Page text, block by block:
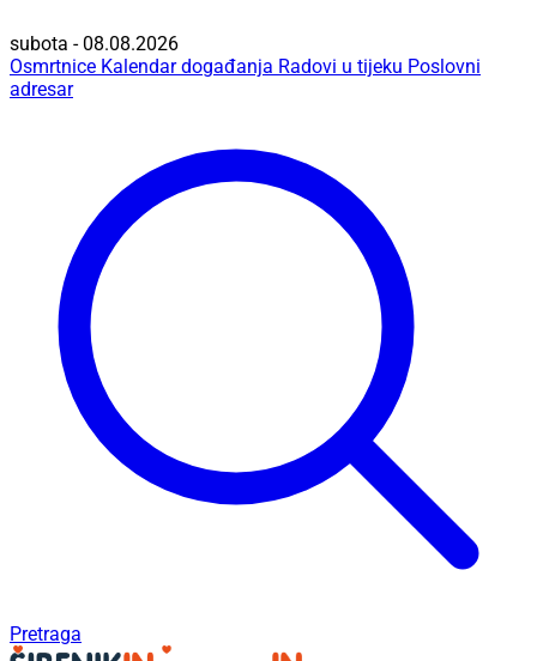
subota - 08.08.2026
Osmrtnice Kalendar događanja Radovi u tijeku Poslovni
adresar
Pretraga